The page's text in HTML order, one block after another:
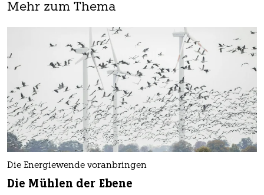
Mehr zum Thema
Die Energiewende voranbringen
Die Mühlen der Ebene